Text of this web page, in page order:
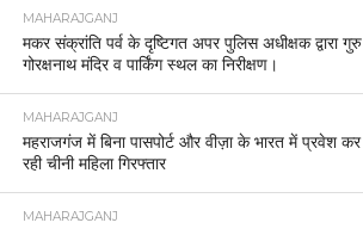
MAHARAJGANJ
मकर संक्रांति पर्व के दृष्टिगत अपर पुलिस अधीक्षक द्वारा गुरु
गोरक्षनाथ मंदिर व पार्किंग स्थल का निरीक्षण।
MAHARAJGANJ
महराजगंज में बिना पासपोर्ट और वीज़ा के भारत में प्रवेश कर
रही चीनी महिला गिरफ्तार
MAHARAJGANJ